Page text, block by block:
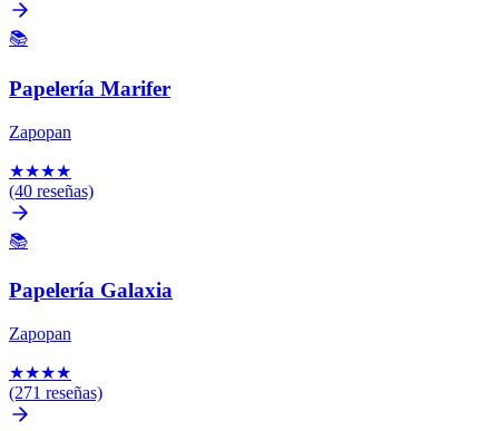
📚
Papelería Marifer
Zapopan
★★★★
(40 reseñas)
📚
Papelería Galaxia
Zapopan
★★★★
(271 reseñas)